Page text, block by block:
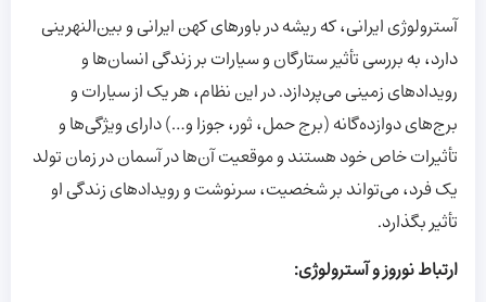
آسترولوژی ایرانی، که ریشه در باورهای کهن ایرانی و بین‌النهرینی
دارد، به بررسی تأثیر ستارگان و سیارات بر زندگی انسان‌ها و
رویدادهای زمینی می‌پردازد. در این نظام، هر یک از سیارات و
برج‌های دوازده‌گانه (برج حمل، ثور، جوزا و…) دارای ویژگی‌ها و
تأثیرات خاص خود هستند و موقعیت آن‌ها در آسمان در زمان تولد
یک فرد، می‌تواند بر شخصیت، سرنوشت و رویدادهای زندگی او
تأثیر بگذارد.
ارتباط نوروز و آسترولوژی: